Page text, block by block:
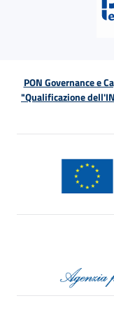
PON Governance e
"Qualificazione